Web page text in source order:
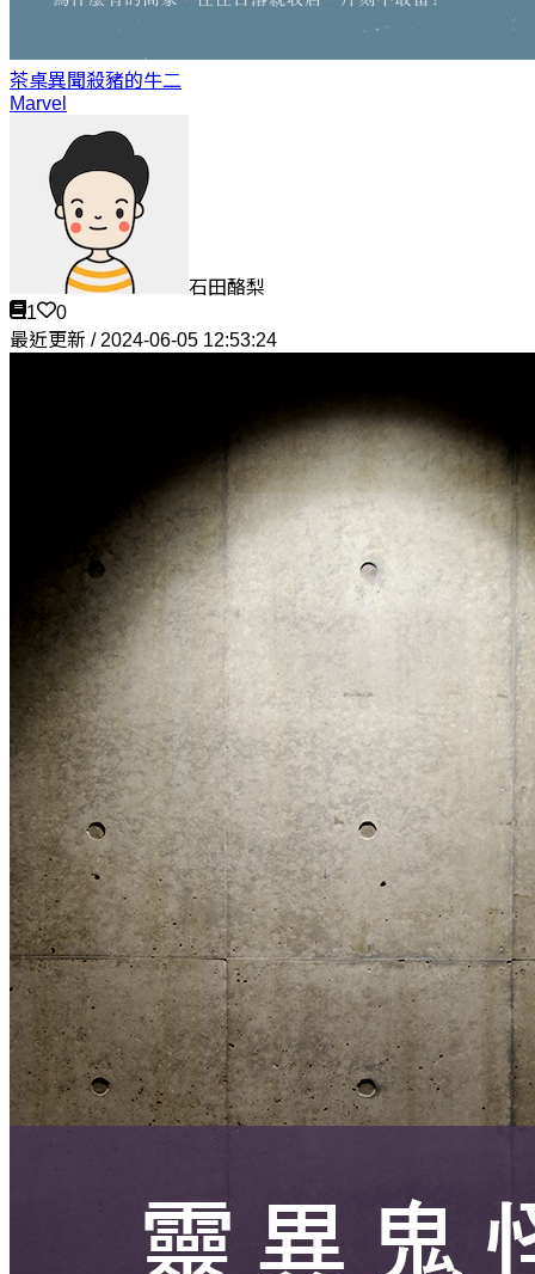
茶桌異聞殺豬的牛二
Marvel
石田酪梨
1
0
最近更新 / 2024-06-05 12:53:24